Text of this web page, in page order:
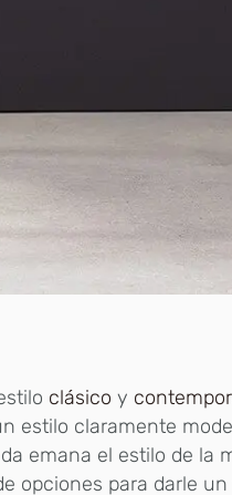
clásico y
estilo claramente
emana el estilo de la
opciones para darle